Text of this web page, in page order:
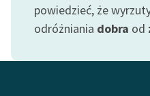
Szkoła Poezji Wolnych
Lektur
O nas
powiedzieć, że
odróżniania dobra od